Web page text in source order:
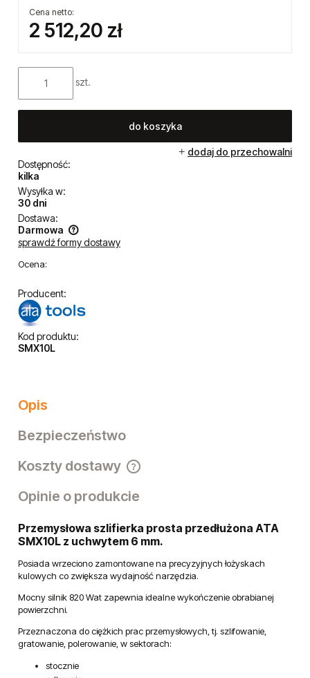
Cena netto:
2 512,20 zł
szt.
do koszyka
dodaj do przechowalni
Dostępność:
kilka
Wysyłka w:
30 dni
Dostawa:
Darmowa
Cena nie zawiera ewentualnych kosztów płatności
sprawdź formy dostawy
Ocena:
Producent:
Kod produktu:
SMX10L
Opis
Bezpieczeństwo
Koszty dostawy
Cena nie zawiera ewentualnych kosztów płatności
Opinie o produkcie
Przemysłowa szlifierka prosta przedłużona ATA
SMX10L z uchwytem 6 mm.
Posiada wrzeciono zamontowane na precyzyjnych łożyskach
kulowych co zwiększa wydajność narzędzia.
Mocny silnik 820 Wat zapewnia idealne wykończenie obrabianej
powierzchni.
Przeznaczona do ciężkich prac przemysłowych, tj. szlifowanie,
gratowanie, polerowanie, w sektorach:
stocznie